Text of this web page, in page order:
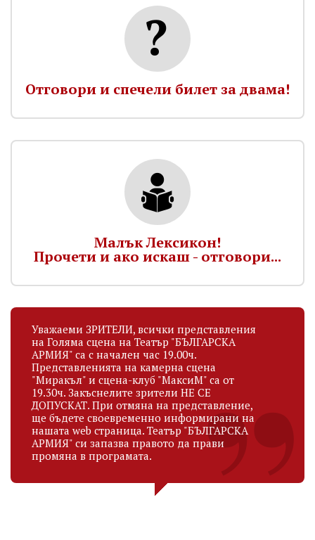
Отговори и спечели билет за двама!
Малък Лексикон!
Прочети и ако искаш - отговори...
Уважаеми ЗРИТЕЛИ, всички представления
на Голяма сцена на Театър "БЪЛГАРСКА
АРМИЯ" са с начален час 19.00ч.
Представленията на камерна сцена
"Миракъл" и сцена-клуб "МаксиМ" са от
19.30ч. Закъснелите зрители НЕ СЕ
ДОПУСКАТ. При отмяна на представление,
ще бъдете своевременно информирани на
нашата web страница. Театър "БЪЛГАРСКА
АРМИЯ" си запазва правото да прави
промяна в програмата.